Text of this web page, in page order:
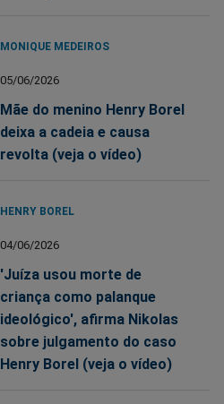
MONIQUE MEDEIROS
05/06/2026
Mãe do menino Henry Borel
deixa a cadeia e causa
revolta (veja o vídeo)
HENRY BOREL
04/06/2026
'Juíza usou morte de
criança como palanque
ideológico', afirma Nikolas
sobre julgamento do caso
Henry Borel (veja o vídeo)